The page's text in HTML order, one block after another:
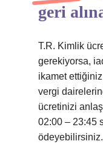
geri
T.R. Kimlik
gerekiyorsa,
ikamet ettiğiniz
vergi
ücretinizi
02:00 – 23:45
ödeyebilirsiniz.